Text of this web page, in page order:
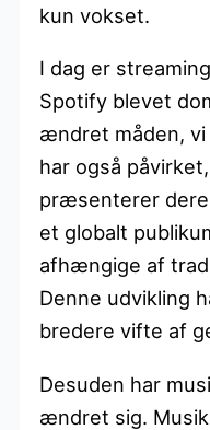
kun vokset.
I dag er
Spotify blevet
ændret måden,
har også
præsenterer
et globalt
afhængige af
Denne udvikling
bredere vifte af
Desuden har
ændret sig.